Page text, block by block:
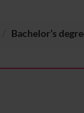
Bachelor’s